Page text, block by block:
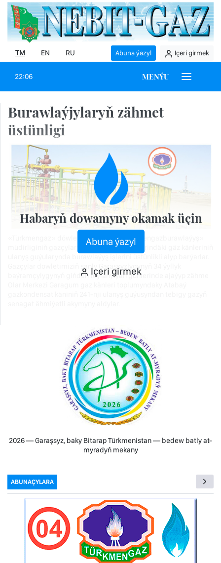
TM EN RU Abuna ýazyl Içeri girmek
22:06 MENÝU
Burawlaýjylaryň zähmet
üstünligi
«Türkmengaz» döwlet konserniniň «Türkmengazburawlaýyş»
müdirliginiň gazçylary ýurdumyzyň sebitlerindäki gäz känleriniň
Gazçylar döwletimiziň şanly Garaşsyzlygynyň 34 ýyllyk
baýramçylygynyň giňden toýlanylýan günlerinde ajaýyp zähme
Habaryň dowamyny okamak üçin
Abuna ýazyl
Içeri girmek
2026 — Garaşsyz, baky Bitarap Türkmenistan — bedew batly at-
myradyň mekany
ABUNAÇYLARA